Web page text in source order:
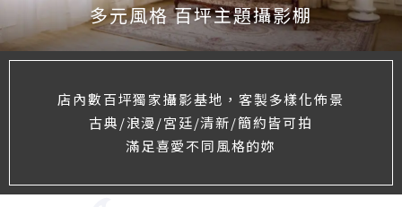
多元風格 百坪主題攝影棚
店內數百坪獨家攝影基地，客製多樣化佈景
古典/浪漫/宮廷/清新/簡約皆可拍
滿足喜愛不同風格的妳